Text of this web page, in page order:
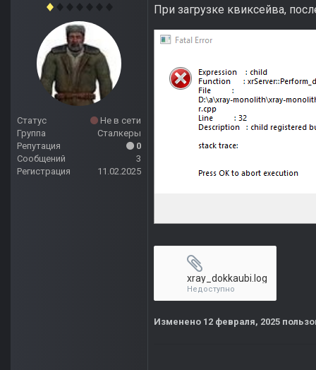
Статус
Не в сети
Группа
Сталкеры
Репутация
0
Сообщений
3
Регистрация
11.02.2025
При загрузке квиксейва,
xray_dokkaubi.log
Недоступно
Изменено 12 февраля, 2025